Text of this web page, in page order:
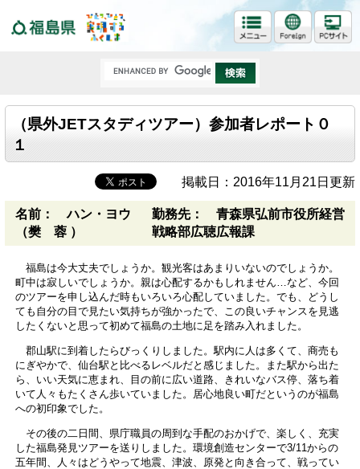
（県外JETスタディツアー）参加者レポート０
１
掲載日：2016年11月21日更新
名前： ハン・ヨウ
（樊 蓉 ）
勤務先： 青森県弘前市役所経営
戦略部広聴広報課
福島は今大丈夫でしょうか。観光客はあまりいないのでしょうか。
町中は寂しいでしょうか。親は心配するかもしれません…など、今回
のツアーを申し込んだ時もいろいろ心配していました。でも、どうし
ても自分の目で見たい気持ちが強かったで、この良いチャンスを見逃
したくないと思って初めて福島の土地に足を踏み入れました。
郡山駅に到着したらびっくりしました。駅内に人は多くて、商売も
にぎやかで、仙台駅と比べるレベルだと感じました。また駅から出た
ら、いい天気に恵まれ、目の前に広い道路、きれいなバス停、落ち着
いて人々もたくさん歩いていました。居心地良い町だというのが福島
への初印象でした。
その後の二日間、県庁職員の周到な手配のおかげで、楽しく、充実
した福島発見ツアーを送りしました。環境創造センターで3/11からの
五年間、人々はどうやって地震、津波、原発と向き合って、戦ってい